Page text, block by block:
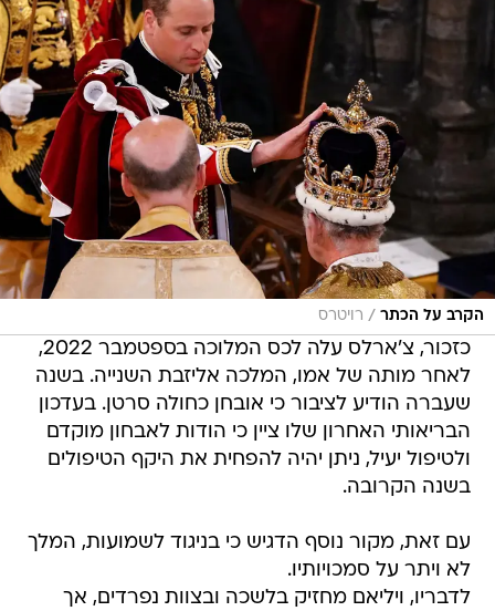
הקרב על הכתר / רויטרס
כזכור, צ'ארלס עלה לכס המלוכה בספטמבר 2022,
לאחר מותה של אמו, המלכה אליזבת השנייה. בשנה
שעברה הודיע לציבור כי אובחן כחולה סרטן. בעדכון
הבריאותי האחרון שלו ציין כי הודות לאבחון מוקדם
ולטיפול יעיל, ניתן יהיה להפחית את היקף הטיפולים
בשנה הקרובה.
עם זאת, מקור נוסף הדגיש כי בניגוד לשמועות, המלך
לא ויתר על סמכויותיו.
לדבריו, ויליאם מחזיק בלשכה ובצוות נפרדים, אך